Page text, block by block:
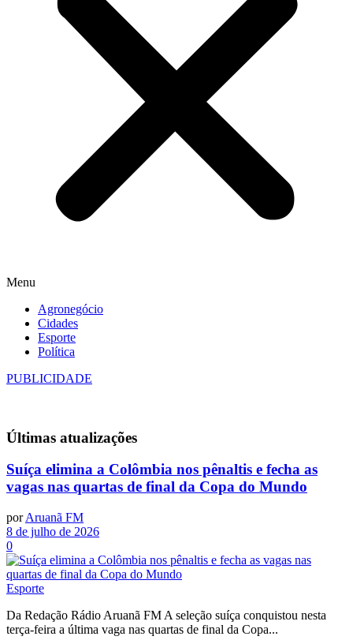
Menu
Agronegócio
Cidades
Esporte
Política
PUBLICIDADE
Últimas atualizações
Suíça elimina a Colômbia nos pênaltis e fecha as
vagas nas quartas de final da Copa do Mundo
por Aruanã FM
8 de julho de 2026
0
Esporte
Da Redação Rádio Aruanã FM A seleção suíça conquistou nesta
terça-feira a última vaga nas quartas de final da Copa...